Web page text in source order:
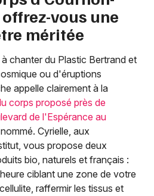
vous une
méritée
chanter du Plastic Bertrand et
ou d'éruptions
appelle clairement à la
corps proposé près de
de l'Espérance au
Cyrielle, aux
vous propose deux
bio, naturels et français :
ciblant une zone de votre
raffermir les tissus et